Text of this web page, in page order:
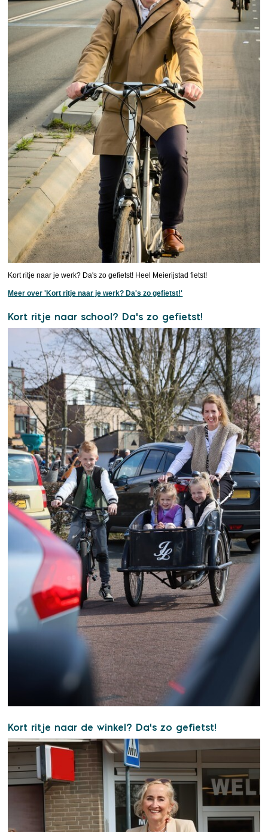
Kort ritje naar je werk? Da's zo gefietst! Heel Meierijstad fietst!
Meer over 'Kort ritje naar je werk? Da's zo gefietst!'
Kort ritje naar school? Da's zo gefietst!
Kort ritje naar de winkel? Da's zo gefietst!